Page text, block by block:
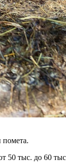
помета.
тыс. до 60